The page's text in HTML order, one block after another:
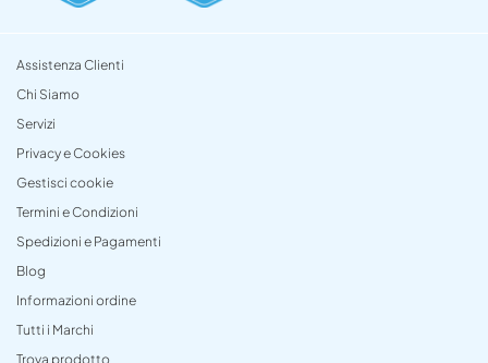
Assistenza Clienti
Chi Siamo
Servizi
Privacy e Cookies
Gestisci cookie
Termini e Condizioni
Spedizioni e Pagamenti
Blog
Informazioni ordine
Tutti i Marchi
Trova prodotto